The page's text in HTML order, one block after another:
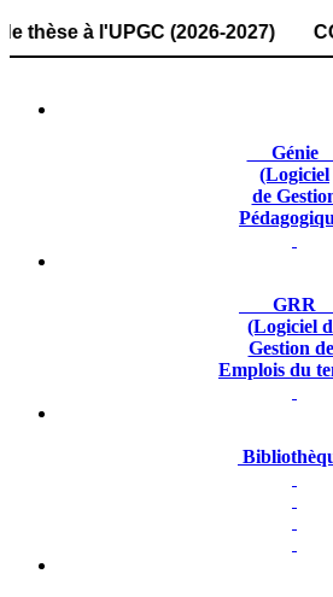
à l'UPGC (2026-2027)
Génie
(Logiciel
de
(Logiciel
Gestion
Emplois du